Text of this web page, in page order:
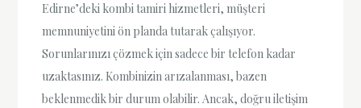
Edirne’deki kombi tamiri hizmetleri, müşteri
memnuniyetini ön planda tutarak çalışıyor.
Sorunlarınızı çözmek için sadece bir telefon kadar
uzaktasınız. Kombinizin arızalanması, bazen
beklenmedik bir durum olabilir. Ancak, doğru iletişim